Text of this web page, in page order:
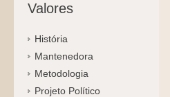
Valores
História
Mantenedora
Metodologia
Projeto Político